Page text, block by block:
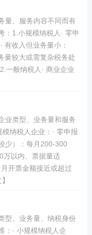
量、服务内容不同而有
：1.小规模纳税人· 零申
收入但业务量小：
量较大或需复杂税务处
一般纳税人· 商业企业
业类型、业务量和服务
纳税人企业：· 零申报
少）：每月200-300
万以内、票据量适
开票金额接近或超过
型、业务量、纳税身份
：· 小规模纳税人企